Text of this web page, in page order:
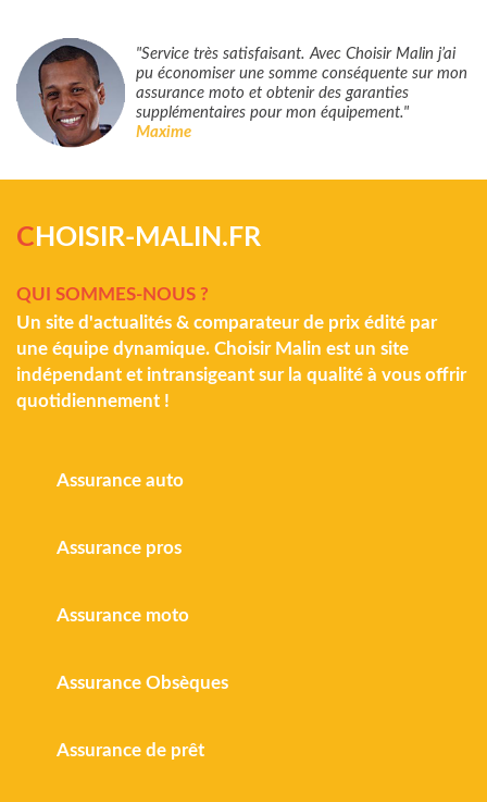
"Service très satisfaisant. Avec Choisir Malin j’ai
pu économiser une somme conséquente sur mon
assurance moto et obtenir des garanties
supplémentaires pour mon équipement."
Maxime
C HOISIR-MALIN.FR
QUI SOMMES-NOUS ?
Un site d'actualités & comparateur de prix édité par
une équipe dynamique. Choisir Malin est un site
indépendant et intransigeant sur la qualité à vous offrir
quotidiennement !
Assurance auto
Assurance pros
Assurance moto
Assurance Obsèques
Assurance de prêt